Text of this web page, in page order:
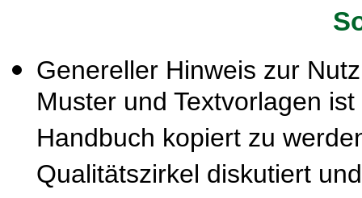
Genereller Hinweis zur
Muster und Textvorlagen
Handbuch kopiert zu
Qualitätszirkel diskutiert